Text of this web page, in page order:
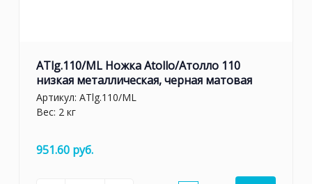
ATlg.110/ML Ножка Atollo/Атолло 110
низкая металлическая, черная матовая
Артикул: ATlg.110/ML
Вес: 2 кг
951.60 руб.